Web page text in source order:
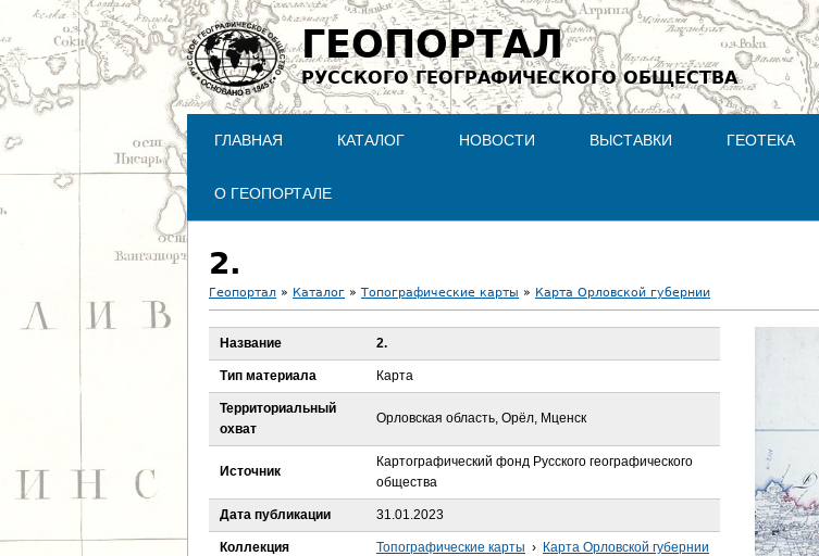
Jump to navigation
ГЕОПОРТАЛ
РУССКОГО ГЕОГРАФИЧЕСКОГО ОБЩЕСТВА
ГЛАВНАЯ КАТАЛОГ НОВОСТИ ВЫСТАВКИ ГЕОТЕКА
О ГЕОПОРТАЛЕ
2.
В
ы
е
с
Геопортал » Каталог » Топографические карты » Карта Орловской губернии
Название 2.
Тип материала Карта
Территориальный
охват
Орловская область, Орёл, Мценск
Источник
Картографический фонд Русского географического
общества
Дата публикации 31.01.2023
Коллекция Топографические карты › Карта Орловской губернии